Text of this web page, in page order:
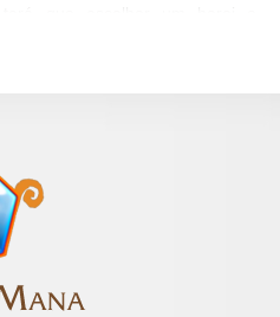
encontro, você poderá “subir o
cartas de 3 conjuntos disponíveis
você também terá
poderoso” que possui grandes
utilizados neste modo de jogo.